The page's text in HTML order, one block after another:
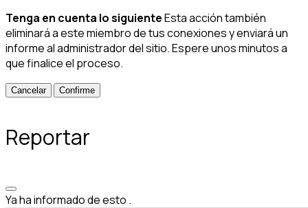
Tenga en cuenta lo siguienteEsta acción también
eliminará a este miembro de tus conexiones y enviará un
informe al administrador del sitio. Espere unos minutos a
que finalice el proceso.
Confirme
Reportar
Ya ha informado de esto .